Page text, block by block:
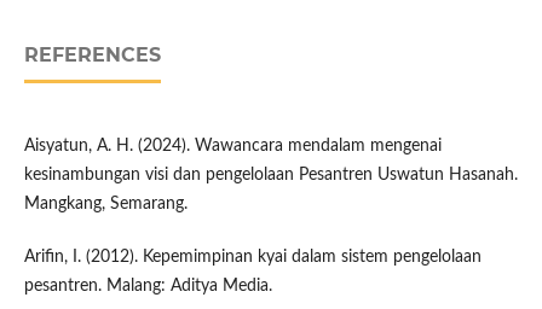
REFERENCES
Aisyatun, A. H. (2024). Wawancara mendalam mengenai
kesinambungan visi dan pengelolaan Pesantren Uswatun Hasanah.
Mangkang, Semarang.
Arifin, I. (2012). Kepemimpinan kyai dalam sistem pengelolaan
pesantren. Malang: Aditya Media.